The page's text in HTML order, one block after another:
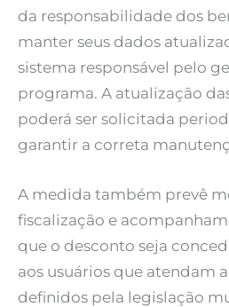
da responsabilidade dos
manter seus dados
sistema responsável pelo
programa. A atualização
poderá ser solicitada
garantir a correta
A medida também prevê
fiscalização e
que o desconto seja
aos usuários que atendam
definidos pela legislação